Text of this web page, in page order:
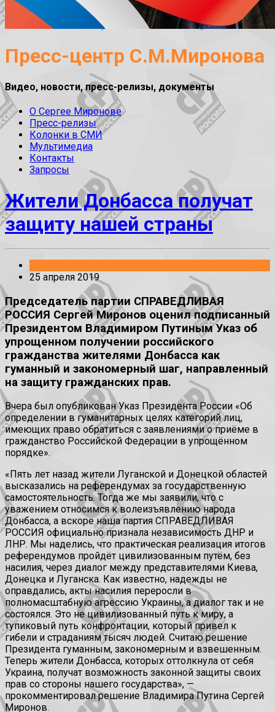
Пресс-центр С.М.Миронова
Видео, новости, пресс-релизы, документы
О Сергее Миронове
Пресс-релизы
Колонки в СМИ
Мультимедиа
Контакты
Запросы
Жители Донбасса получат
защиту нашей страны
25 апреля 2019
Председатель партии СПРАВЕДЛИВАЯ
РОССИЯ Сергей Миронов оценил подписанный
Президентом Владимиром Путиным Указ об
упрощенном получении российского
гражданства жителями Донбасса как
гуманный и закономерный шаг, направленный
на защиту гражданских прав.
Вчера был опубликован Указ Президента России «Об
определении в гуманитарных целях категорий лиц,
имеющих право обратиться с заявлениями о приёме в
гражданство Российской Федерации в упрощённом
порядке».
«Пять лет назад жители Луганской и Донецкой областей
высказались на референдумах за государственную
самостоятельность. Тогда же мы заявили, что с
уважением относимся к волеизъявлению народа
Донбасса, а вскоре наша партия СПРАВЕДЛИВАЯ
РОССИЯ официально признала независимость ДНР и
ЛНР. Мы наделись, что практическая реализация итогов
референдумов пройдёт цивилизованным путём, без
насилия, через диалог между представителями Киева,
Донецка и Луганска. Как известно, надежды не
оправдались, акты насилия переросли в
полномасштабную агрессию Украины, а диалог так и не
состоялся. Это не цивилизованный путь к миру, а
тупиковый путь конфронтации, который привел к
гибели и страданиям тысяч людей. Считаю решение
Президента гуманным, закономерным и взвешенным.
Теперь жители Донбасса, которых оттолкнула от себя
Украина, получат возможность законной защиты своих
прав со стороны нашего государства», —
прокомментировал решение Владимира Путина Сергей
Миронов.